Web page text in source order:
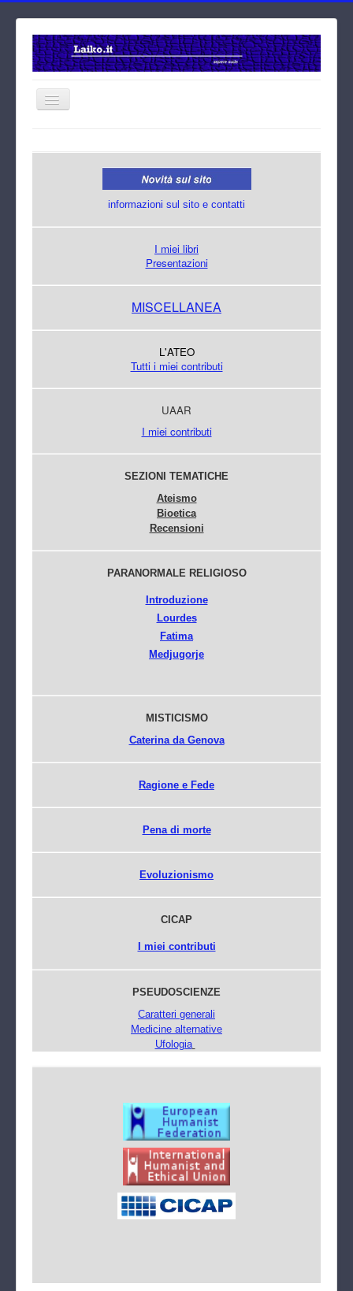
informazioni sul sito e contatti
I miei libri
Presentazioni
MISCELLANEA
L'ATEO
Tutti i miei contributi
UAAR
I miei contributi
SEZIONI TEMATICHE
Ateismo
Bioetica
Recensioni
PARANORMALE RELIGIOSO
Introduzione
Lourdes
Fatima
Medjugorje
MISTICISMO
Caterina da Genova
Ragione e Fede
Pena di morte
Evoluzionismo
CICAP
I miei contributi
PSEUDOSCIENZE
Caratteri generali
Medicine alternative
Ufologia